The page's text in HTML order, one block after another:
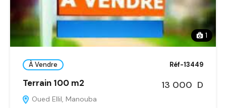
1
À Vendre Réf-13449
Terrain 100 m2
Oued Ellil, Manouba
13 000 D